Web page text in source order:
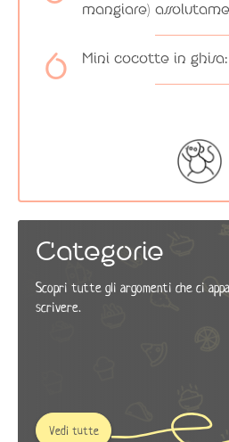
mangiare)
Mini cocotte in
Categorie
Scopri tutte gli argomenti che ci
scrivere.
Vedi tutte